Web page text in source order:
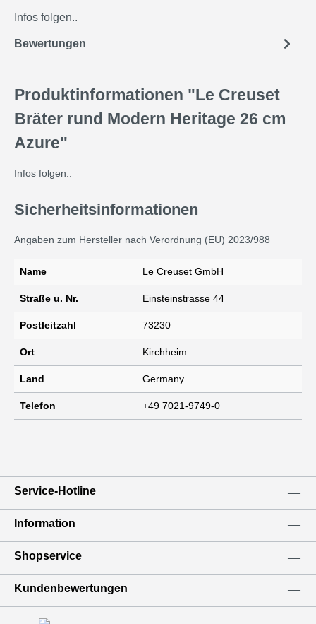
Infos folgen..
Bewertungen
Produktinformationen "Le Creuset
Bräter rund Modern Heritage 26 cm
Azure"
Infos folgen..
Sicherheitsinformationen
Angaben zum Hersteller nach Verordnung (EU) 2023/988
Name Le Creuset GmbH
Straße u. Nr. Einsteinstrasse 44
Postleitzahl 73230
Ort Kirchheim
Land Germany
Telefon +49 7021-9749-0
Service-Hotline
Information
Shopservice
Kundenbewertungen